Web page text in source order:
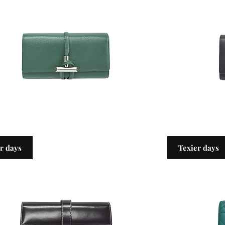
Compagnon FLAMEN
days Texier days